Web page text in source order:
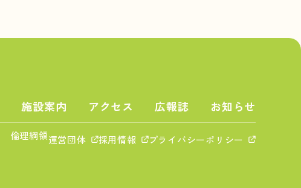
施設案内 アクセス 広報誌 お知らせ
倫理綱領 運営団体 採用情報 プライバシーポリシー